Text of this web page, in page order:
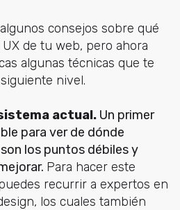
consejos sobre qué
de tu web, pero ahora
algunas técnicas que te
nivel.
actual. Un primer
para ver de dónde
los puntos débiles y
Para hacer este
recurrir a expertos en
los cuales también